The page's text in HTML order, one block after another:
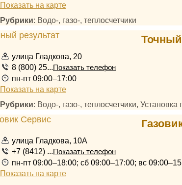
Показать на карте
Рубрики: Водо-, газо-, теплосчетчики
Точный
улица Гладкова, 20
8 (800) 25...Показать телефон
пн-пт 09:00–17:00
Показать на карте
Рубрики: Водо-, газо-, теплосчетчики, Установка
улица Гладкова, 10А
+7 (8412) ...Показать телефон
пн-пт 09:00–18:00; сб 09:00–17:00; вс
Показать на карте